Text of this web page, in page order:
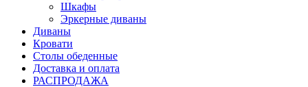
Шкафы
Эркерные диваны
Диваны
Кровати
Столы обеденные
Доставка и оплата
РАСПРОДАЖА